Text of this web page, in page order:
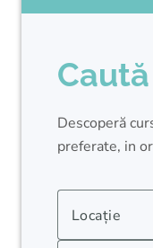
Descoperă
preferate, in
Locație